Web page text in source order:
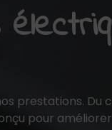
prestations. Du
pour